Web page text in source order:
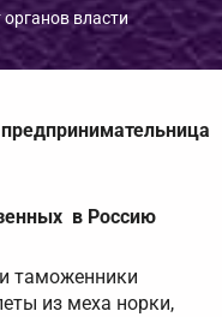
власти
в Россию
таможенники
из меха норки,